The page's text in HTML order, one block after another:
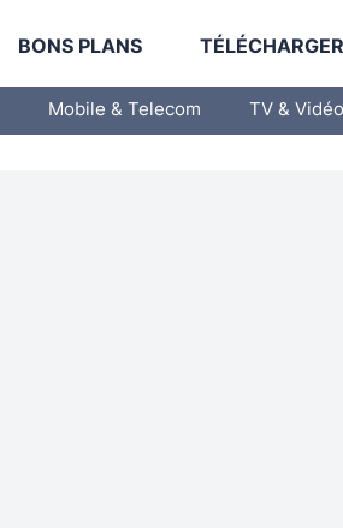
BONS PLANS
Mobile & Telecom TV & Vidéo